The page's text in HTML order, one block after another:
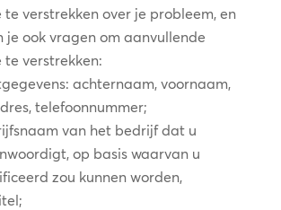
verstrekken over je probleem, en
je ook vragen om aanvullende
verstrekken:
achternaam, voornaam,
telefoonnummer;
van het bedrijf dat u
op basis waarvan u
zou kunnen worden,